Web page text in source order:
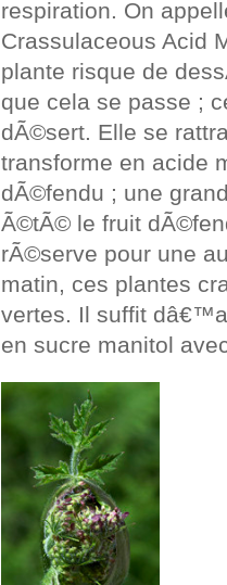
respiration. On
Crassulaceous Acid
plante risque de
que cela se passe ;
dÃ©sert. Elle se
transforme en acide
dÃ©fendu ; une
Ã©tÃ© le fruit
rÃ©serve pour une
matin, ces plantes
vertes. Il suffit
en sucre manitol